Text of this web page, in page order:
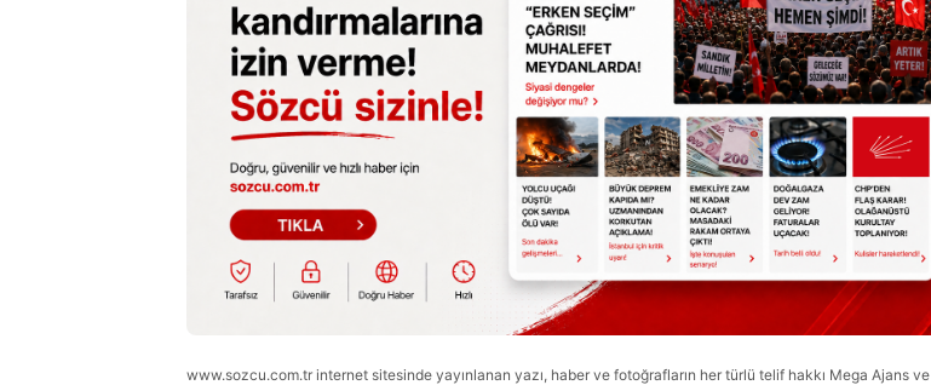
www.sozcu.com.tr internet sitesinde yayınlanan yazı, haber ve fotoğrafların her türlü telif hakkı Mega Ajans ve